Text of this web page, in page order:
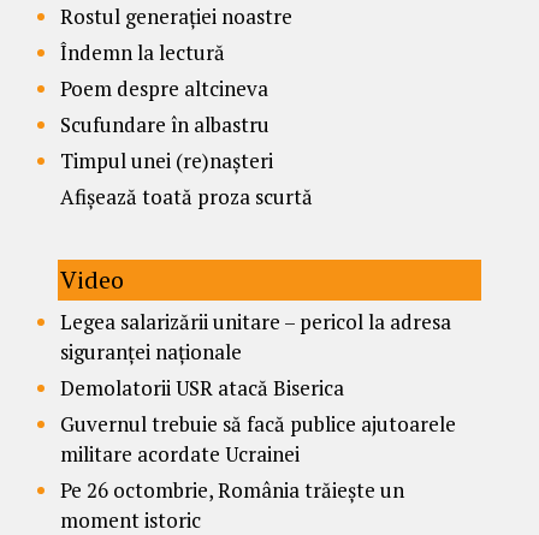
Rostul generației noastre
Îndemn la lectură
Poem despre altcineva
Scufundare în albastru
Timpul unei (re)nașteri
Afișează toată proza scurtă
Video
Legea salarizării unitare – pericol la adresa
siguranței naționale
Demolatorii USR atacă Biserica
Guvernul trebuie să facă publice ajutoarele
militare acordate Ucrainei
Pe 26 octombrie, România trăiește un
moment istoric